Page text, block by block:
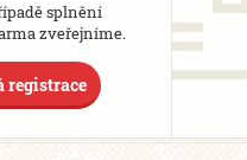
splnění
zveřejníme.
registrace